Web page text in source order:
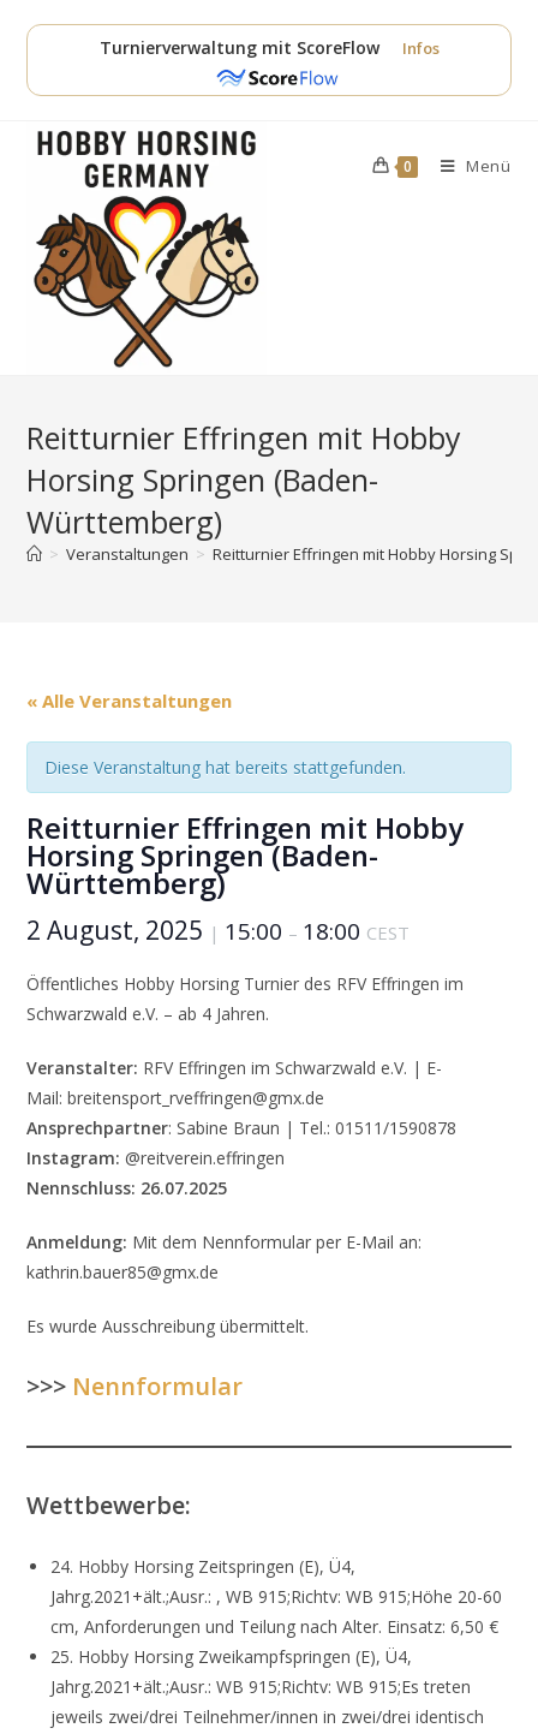
Inhalt
Turnierverwaltung mit ScoreFlow Infos
0 Menü
Reitturnier Effringen mit Hobby
Horsing Springen (Baden-
Württemberg)
> Veranstaltungen > Reitturnier Effringen mit Hobby Horsing
« Alle Veranstaltungen
Diese Veranstaltung hat bereits stattgefunden.
Reitturnier Effringen mit Hobby
Horsing Springen (Baden-
Württemberg)
2 August, 2025 | 15:00 – 18:00 CEST
Öffentliches Hobby Horsing Turnier des RFV Effringen im
Schwarzwald e.V. – ab 4 Jahren.
Veranstalter: RFV Effringen im Schwarzwald e.V. | E-
Mail: breitensport_rveffringen@gmx.de
Ansprechpartner: Sabine Braun | Tel.: 01511/1590878
Instagram:@reitverein.effringen
Nennschluss: 26.07.2025
Anmeldung: Mit dem Nennformular per E-Mail an:
kathrin.bauer85@gmx.de
Es wurde Ausschreibung übermittelt.
>>> Nennformular
Wettbewerbe:
24. Hobby Horsing Zeitspringen (E), Ü4,
Jahrg.2021+ält.;Ausr.: , WB 915;Richtv: WB 915;Höhe 20-60
cm, Anforderungen und Teilung nach Alter. Einsatz: 6,50 €
25. Hobby Horsing Zweikampfspringen (E), Ü4,
Jahrg.2021+ält.;Ausr.: WB 915;Richtv: WB 915;Es treten
jeweils zwei/drei Teilnehmer/innen in zwei/drei identisch